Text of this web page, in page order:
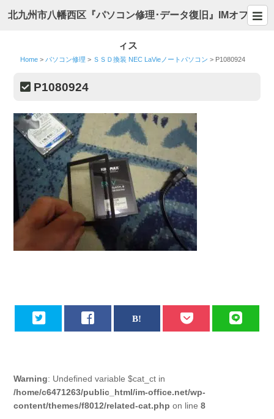
北九州市八幡西区『パソコン修理･データ復旧』IMオフ
ィス
Home > パソコン修理 > ＳＳＤ換装 NEC LaVieノートパソコン > P1080924
P1080924
Warning: Undefined variable $cat_ct in
/home/c6471263/public_html/im-office.net/wp-
content/themes/f8012/related-cat.php on line8